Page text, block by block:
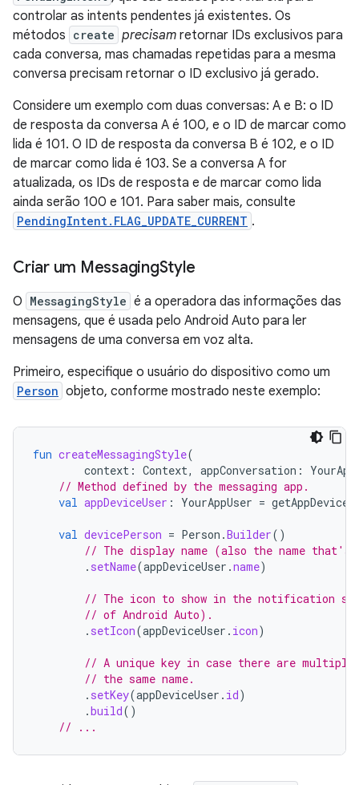
controlar as intents pendentes já existentes. Os
métodos create precisam retornar IDs exclusivos para
cada conversa, mas chamadas repetidas para a mesma
conversa precisam retornar o ID exclusivo já gerado.
Considere um exemplo com duas conversas: A e B: o ID
de resposta da conversa A é 100, e o ID de marcar como
lida é 101. O ID de resposta da conversa B é 102, e o ID
de marcar como lida é 103. Se a conversa A for
atualizada, os IDs de resposta e de marcar como lida
ainda serão 100 e 101. Para saber mais, consulte
PendingIntent.FLAG_UPDATE_CURRENT .
Criar um MessagingStyle
O MessagingStyle é a operadora das informações das
mensagens, que é usada pelo Android Auto para ler
mensagens de uma conversa em voz alta.
Primeiro, especifique o usuário do dispositivo como um
Person objeto, conforme mostrado neste exemplo:
fun createMessagingStyle(
context : Context, appConversation :
// Method defined by the messaging app.
val appDeviceUser : YourAppUser =
val devicePerson = Person .Builder()
// The display name (also the name
. setName(appDeviceUser .name)
// The icon to show in the notification
// of Android Auto).
. setIcon(appDeviceUser . icon)
// A unique key in case there are
// the same name.
. setKey(appDeviceUser . id)
.build()
// ...